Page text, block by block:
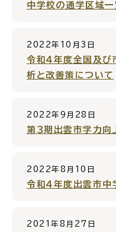
防災情報サイト
市役所へのアクセス
中学校の通学区域一
2022年10月3日
令和４年度全国及び
析と改善策について
2022年9月28日
第３期出雲市学力向
2022年8月10日
令和４年度出雲市中
2021年8月27日